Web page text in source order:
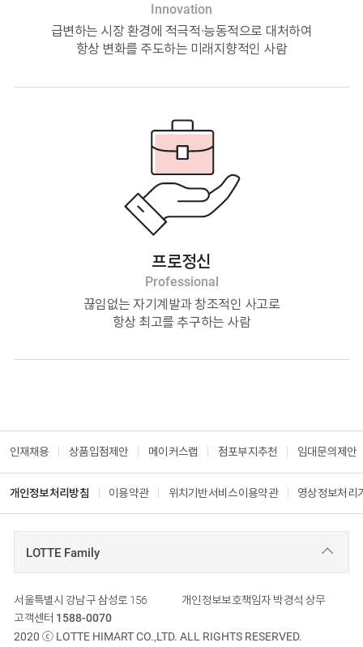
Innovation
급변하는 시장 환경에 적극적·능동적으로 대처하여
항상 변화를 주도하는 미래지향적인 사람
프로정신
Professional
끊임없는 자기계발과 창조적인 사고로
항상 최고를 추구하는 사람
인재채용 상품입점제안 메이커스랩 점포부지추천 임대문의제안
개인정보처리방침 이용약관 위치기반서비스이용약관 영상정보처리
LOTTE Family
회사 주소
서울특별시 강남구 삼성로 156 개인정보보호책임자 박경석 상무
고객센터 1588-0070
2020 ⓒ LOTTE HIMART CO.,LTD. ALL RIGHTS RESERVED.